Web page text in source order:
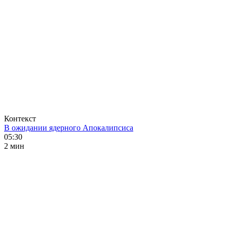
Контекст
В ожидании ядерного Апокалипсиса
05:30
2 мин